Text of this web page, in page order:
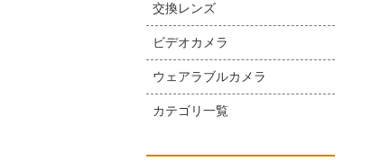
交換レンズ
ビデオカメラ
ウェアラブルカメラ
カテゴリ一覧